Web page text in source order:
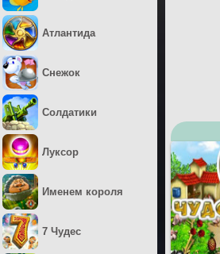
Атлантида
Снежок
Солдатики
Луксор
Именем короля
7 Чудес